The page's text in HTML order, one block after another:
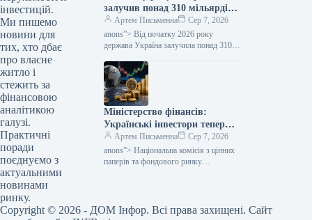
інвестицій.
Ми пишемо
новини для
тих, хто дбає
про власне
житло і
стежить за
фінансовою
аналітикою
галузі.
Практичні
поради
поєднуємо з
актуальними
новинами
ринку.
залучив понад 310 мільярдів
гривень від продажу облігацій
внутрішньої державної
позики.
Артем Письменна
Сер 7, 2026
anons”> Від початку 2026 року
держава Україна залучила понад 310
випуск та обмін внутрішніх
державних…
Міністерство фінансів:
Українські інвестори тепер
мають змогу вкладати кошти
у п’ять додаткових
закордонних ETF.
Артем Письменна
Сер 7, 2026
anons”> Національна комісія з цінних
паперів та фондового ринку
Copyright © 2026 - ДОМ Інфор. Всі права захищені. Сайт